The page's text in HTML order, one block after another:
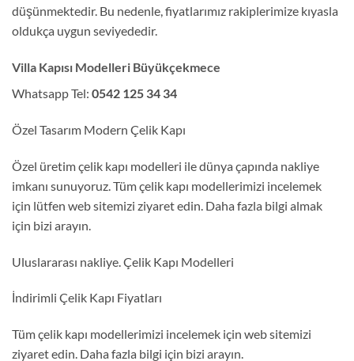
düşünmektedir. Bu nedenle, fiyatlarımız rakiplerimize kıyasla
oldukça uygun seviyededir.
Villa Kapısı Modelleri Büyükçekmece
Whatsapp Tel: 0542 125 34 34
Özel Tasarım Modern Çelik Kapı
Özel üretim çelik kapı modelleri ile dünya çapında nakliye
imkanı sunuyoruz. Tüm çelik kapı modellerimizi incelemek
için lütfen web sitemizi ziyaret edin. Daha fazla bilgi almak
için bizi arayın.
Uluslararası nakliye. Çelik Kapı Modelleri
İndirimli Çelik Kapı Fiyatları
Tüm çelik kapı modellerimizi incelemek için web sitemizi
ziyaret edin. Daha fazla bilgi için bizi arayın.